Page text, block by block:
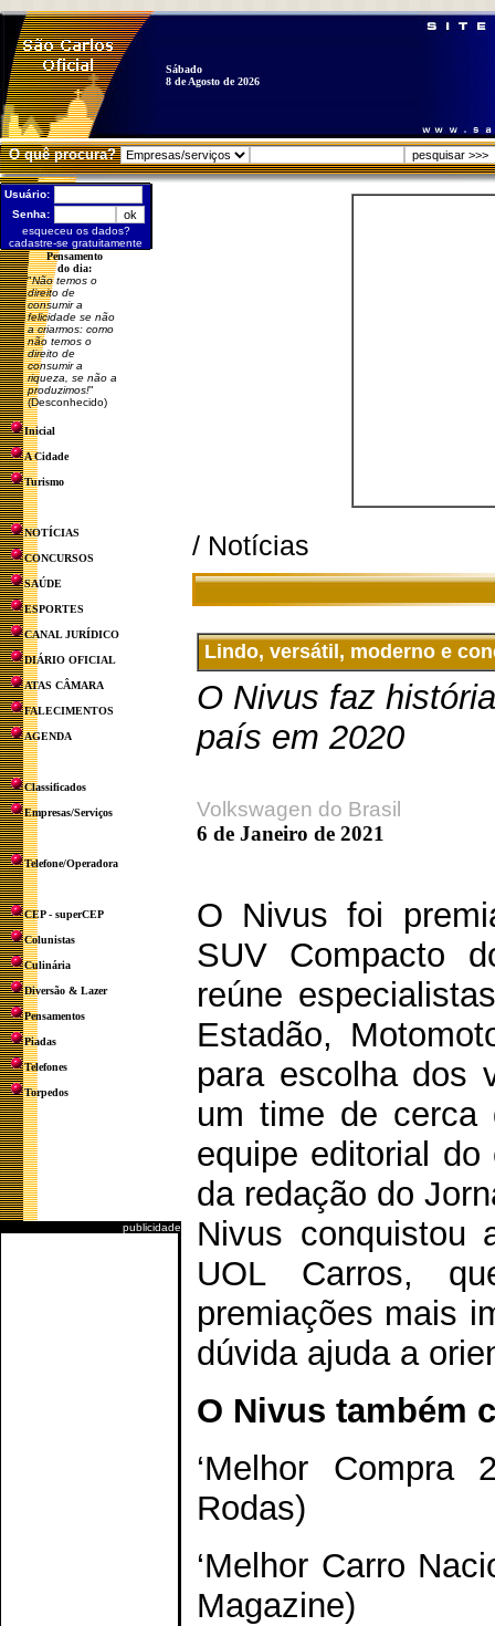
Sábado
8 de Agosto de 2026
O quê procura?
Usuário:
Senha:
esqueceu os dados?
cadastre-se gratuitamente
Pensamento
do dia:
"Não temos o
direito de
consumir a
felicidade se não
a criarmos: como
não temos o
direito de
consumir a
riqueza, se não a
produzimos!"
(Desconhecido)
Inicial
A Cidade
Turismo
NOTÍCIAS
CONCURSOS
SAÚDE
ESPORTES
CANAL JURÍDICO
DIÁRIO OFICIAL
ATAS CÂMARA
FALECIMENTOS
AGENDA
Classificados
Empresas/Serviços
Telefone/Operadora
CEP - superCEP
Colunistas
Culinária
Diversão & Lazer
Pensamentos
Piadas
Telefones
Torpedos
publicidade
/ Notícias
Lindo, versátil, moderno e
O Nivus faz
país em 2020
Volkswagen do Brasil
6 de Janeiro de 2021
O Nivus foi
SUV Compacto
reúne
Estadão,
para escolha dos
um time de cerca
equipe editorial
da redação do
Nivus conquistou
UOL Carros,
premiações mais
dúvida ajuda a
O Nivus também
‘Melhor Compra
Rodas)
‘Melhor Carro
Magazine)